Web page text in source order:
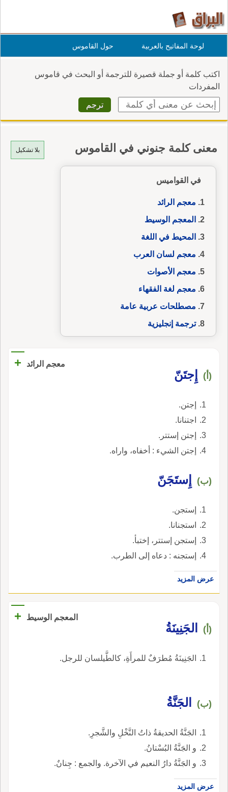
لوحة المفاتيح بالعربية حول القاموس
اكتب كلمة أو جملة قصيرة للترجمة أو البحث في قاموس
المفردات
بلا تشكيل معنى كلمة جنوني في القاموس
في القواميس
معجم الرائد
المعجم الوسيط
المحيط في اللغة
معجم لسان العرب
معجم الأصوات
معجم لغة الفقهاء
مصطلحات عربية عامة
ترجمة إنجليزية
معجم الرائد +
(أ) إِجتَنّ
إجتن.
اجتنانا.
إجتن إستتر.
إجتن الشيء : أخفاه، واراه.
(ب) إِستَجَنّ
إستجن.
استجنانا.
إستجن إستتر، إختبأ.
إستجنه : دعاه إلى الطرب.
عرض المزيد
المعجم الوسيط +
(أ) الجَنِينَةُ
الجَنِينَةُ مُطرَفٌ للمرأَةِ، كالطَّيلسان للرجل.
(ب) الجَنَّةُ
الجَنَّةُ الحديقةُ ذاتُ النَّخْلِ والشَّجرِ.
و الجَنَّةُ البُسْتانُ.
و الجَنَّةُ دارُ النعيم في الآخرة. والجمع : جِنانٌ.
عرض المزيد